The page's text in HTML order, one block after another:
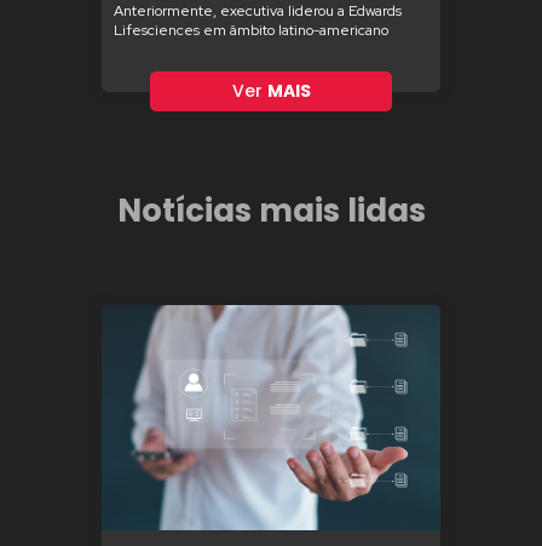
Anteriormente, executiva liderou a Edwards
Lifesciences em âmbito latino-americano
Ver MAIS
Notícias mais lidas